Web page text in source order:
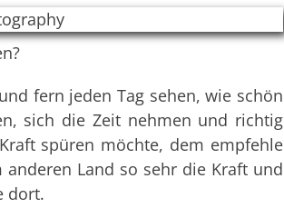
fern jeden Tag sehen, wie schön
sich die Zeit nehmen und richtig
spüren möchte, dem empfehle
Land so sehr die Kraft und
dort.